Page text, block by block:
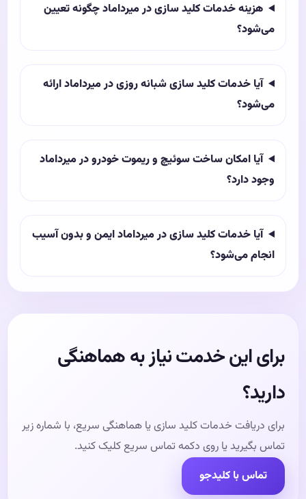
هزینه خدمات کلید سازی در میرداماد چگونه تعیین
می‌شود؟
آیا خدمات کلید سازی شبانه روزی در میرداماد ارائه
می‌شود؟
آیا امکان ساخت سوئیچ و ریموت خودرو در میرداماد
وجود دارد؟
آیا خدمات کلید سازی در میرداماد ایمن و بدون آسیب
انجام می‌شود؟
برای این خدمت نیاز به هماهنگی
دارید؟
برای دریافت خدمات کلید سازی یا هماهنگی سریع، با شماره زیر
تماس بگیرید یا روی دکمه تماس سریع کلیک کنید.
تماس با کلیدجو